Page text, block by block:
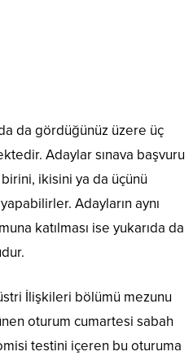
da gördüğünüz üzere üç
Adaylar sınava başvuru
ikisini ya da üçünü
Adayların aynı
katılması ise yukarıda da
İlişkileri bölümü mezunu
oturum cumartesi sabah
testini içeren bu oturuma